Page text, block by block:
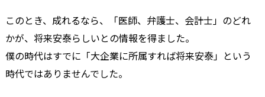
このとき、成れるなら、「医師、弁護士、会計士」のどれ
かが、将来安泰らしいとの情報を得ました。
僕の時代はすでに「大企業に所属すれば将来安泰」という
時代ではありませんでした。